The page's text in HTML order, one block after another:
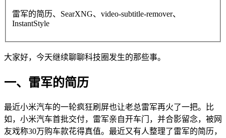
雷军的简历、SearXNG、video-subtitle-remover、
InstantStyle
大家好，今天继续聊聊科技圈发生的那些事。
一、雷军的简历
最近小米汽车的一轮疯狂刷屏也让老总雷军再火了一把。比
如，小米汽车首批交付，雷军亲自开车门，并合影留念，被网
友戏称30万购车款花得真值。最近又有人整理了雷军的简历，